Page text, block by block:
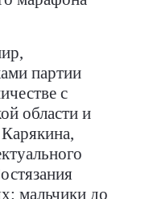
партии
с
области и
мальчики до